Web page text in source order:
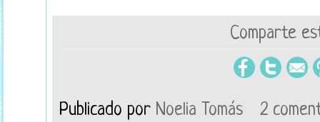
Comparte
Publicado por Noelia Tomás
2